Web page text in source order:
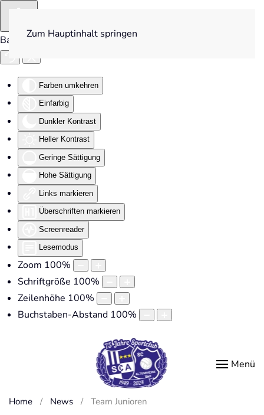
Barrierefreiheit
Farben umkehren
Einfarbig
Dunkler Kontrast
Heller Kontrast
Geringe Sättigung
Hohe Sättigung
Links markieren
Überschriften markieren
Screenreader
Lesemodus
Zoom 100%
Schriftgröße 100%
Zeilenhöhe 100%
Buchstaben-Abstand 100%
Zum Hauptinhalt springen
Menü
Home News Team Junioren